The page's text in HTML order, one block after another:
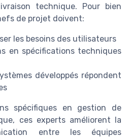
technique. Pour bien
de projet doivent:
les besoins des utilisateurs
en spécifications techniques
développés répondent
spécifiques en gestion de
ces experts améliorent la
entre les équipes